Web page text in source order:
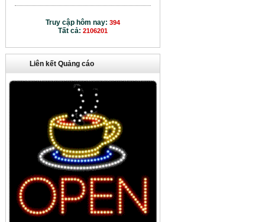
Truy cập hôm nay: 394
Tất cả: 2106201
Liên kết Quảng cáo